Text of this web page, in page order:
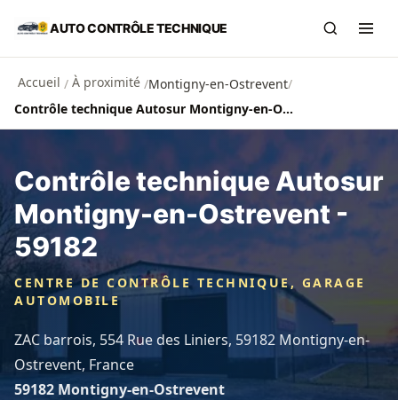
Aller au contenu principal
AUTO CONTRÔLE TECHNIQUE
Accueil / À proximité /Montigny-en-Ostrevent/
Contrôle technique Autosur Montigny-en-Ostrevent - 59182
Contrôle technique Autosur
Montigny-en-Ostrevent -
59182
CENTRE DE CONTRÔLE TECHNIQUE, GARAGE
AUTOMOBILE
ZAC barrois, 554 Rue des Liniers, 59182 Montigny-en-
Ostrevent, France
59182 Montigny-en-Ostrevent